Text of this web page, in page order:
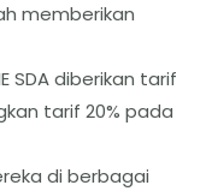
memberikan
SDA diberikan tarif
tarif 20% pada
di berbagai